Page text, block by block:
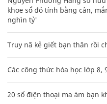
khoe sổ đỏ tính bằng cân,
nghìn tỷ'
Truy nã kẻ giết bạn thân rồi
Các công thức hóa học lớp 8,
20 số điện thoại ma ám bạn